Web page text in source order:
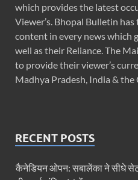
which provides the latest
Viewer’s. Bhopal Bulletin
content in every news which
well as their Reliance. The
to provide their viewer’s
Madhya Pradesh, India & the
RECENT POSTS
कैनेडियन ओपन: सबालेंका ने सीधे